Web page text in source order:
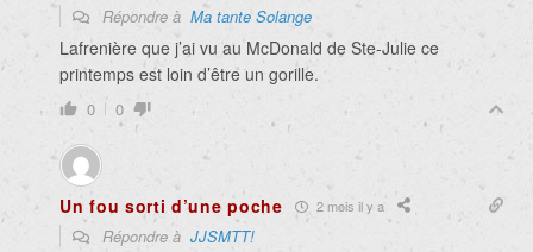
Répondre à Ma tante Solange
Lafrenière que j’ai vu au McDonald de Ste-Julie ce
printemps est loin d’être un gorille.
0 0
Un fou sorti d’une poche 2 mois il y a
Répondre à JJSMTT!